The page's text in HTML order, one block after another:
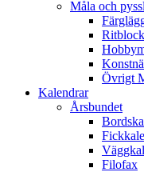
Måla och
Ritblock
Övrigt
Kalendrar
Årsbundet
Filofax